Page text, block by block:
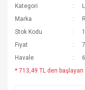
Kategori
Marka
Stok Kodu
Fiyat
Havale
* 713,49 TL den